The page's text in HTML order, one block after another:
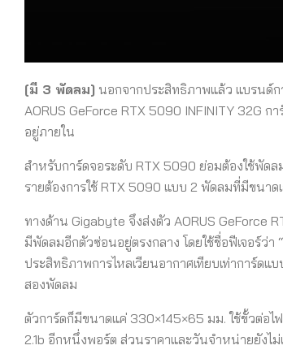
[มี 3 พัดลม] นอกจากประสิทธิภาพแล้ว แบรนด์ก
AORUS GeForce RTX 5090 INFINITY 32G
อยู่ภายใน
สำหรับการ์ดจอระดับ RTX 5090 ย่อมต้องใช้พัดล
รายต้องการใช้ RTX 5090 แบบ 2 พัดลมที่มีขนาด
ทางด้าน Gigabyte จึงส่งตัว AORUS GeForce
มีพัดลมอีกตัวซ่อนอยู่ตรงกลาง โดยใช้ชื่อฟีเจอร์ว่า
ประสิทธิภาพการไหลเวียนอากาศเทียบเท่าการ์ด
สองพัดลม
ตัวการ์ดก็มีขนาดแค่ 330×145×65 มม. ใช้ขั้วต่อไ
2.1b อีกหนึ่งพอร์ต ส่วนราคาและวันจำหน่ายยังไม่